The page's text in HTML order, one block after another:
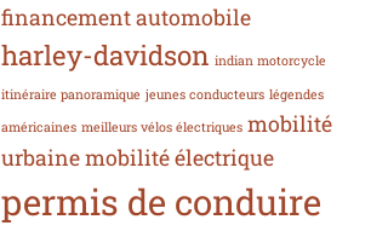
financement automobile
harley-davidson indian motorcycle
itinéraire panoramique jeunes conducteurs légendes
américaines meilleurs vélos électriques mobilité
urbainemobilité électrique
permis de conduire